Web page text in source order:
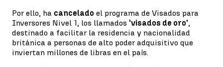
Por ello, ha cancelado el programa de Visados para
Inversores Nivel 1, los llamados 'visados de oro',
destinado a facilitar la residencia y nacionalidad
británica a personas de alto poder adquisitivo que
inviertan millones de libras en el país.